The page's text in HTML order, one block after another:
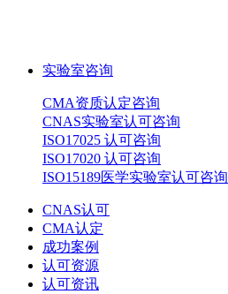
实验室咨询
CMA资质认定咨询
CNAS实验室认可咨询
ISO17025 认可咨询
ISO17020 认可咨询
ISO15189医学实验室认可咨询
CNAS认可
CMA认定
成功案例
认可资源
认可资讯